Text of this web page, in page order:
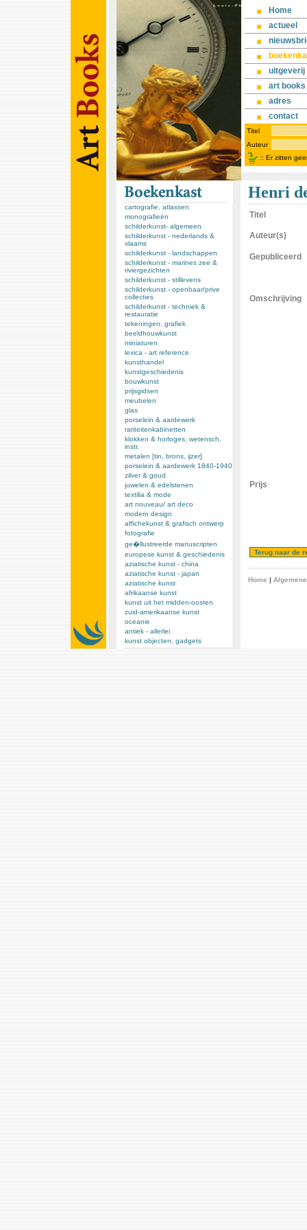
Home
actueel
uitgeverij
art books
adres
contact
Titel
Auteur
:: Er zitten
cartografie, atlassen
monografieën
schilderkunst- algemeen
schilderkunst - nederlands &
vlaams
schilderkunst - landschappen
schilderkunst - marines zee &
riviergezichten
schilderkunst - stillevens
schilderkunst - openbaar/prive
collecties
schilderkunst - techniek &
restauratie
tekeningen, grafiek
beeldhouwkunst
miniaturen
lexica - art reference
kunsthandel
kunstgeschiedenis
bouwkunst
prijsgidsen
meubelen
glas
porselein & aardewerk
rariteitenkabinetten
klokken & horloges, wetensch.
instr.
metalen [tin, brons, ijzer]
porselein & aardewerk 1840-1940
zilver & goud
juwelen & edelstenen
textilia & mode
art nouveau/ art deco
modern design
affichekunst & grafisch ontwerp
fotografie
ge�llustreerde manuscripten
europese kunst & geschiedenis
aziatische kunst - china
aziatische kunst - japan
aziatische kunst
afrikaanse kunst
kunst uit het midden-oosten
zuid-amerikaanse kunst
oceanie
antiek - allerlei
kunst objecten, gadgets
Henri
Titel
Auteur(s)
Gepubliceerd
Omschrijving
Prijs
Home |